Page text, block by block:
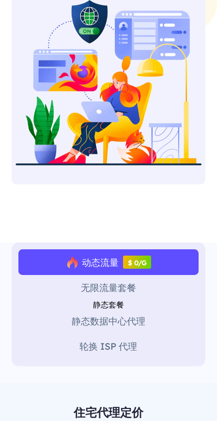
动态流量 $ 0/G
无限流量套餐
静态套餐
静态数据中心代理
轮换 ISP 代理
住宅代理定价